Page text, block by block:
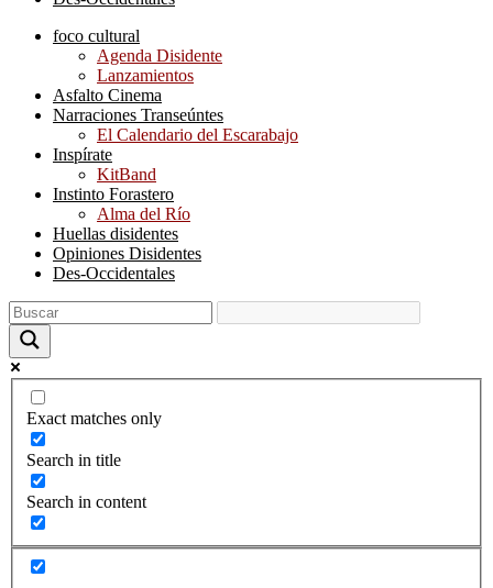
foco cultural
Agenda Disidente
Lanzamientos
Asfalto Cinema
Narraciones Transeúntes
El Calendario del Escarabajo
Inspírate
KitBand
Instinto Forastero
Alma del Río
Huellas disidentes
Opiniones Disidentes
Des-Occidentales
Exact matches only
Search in title
Search in content